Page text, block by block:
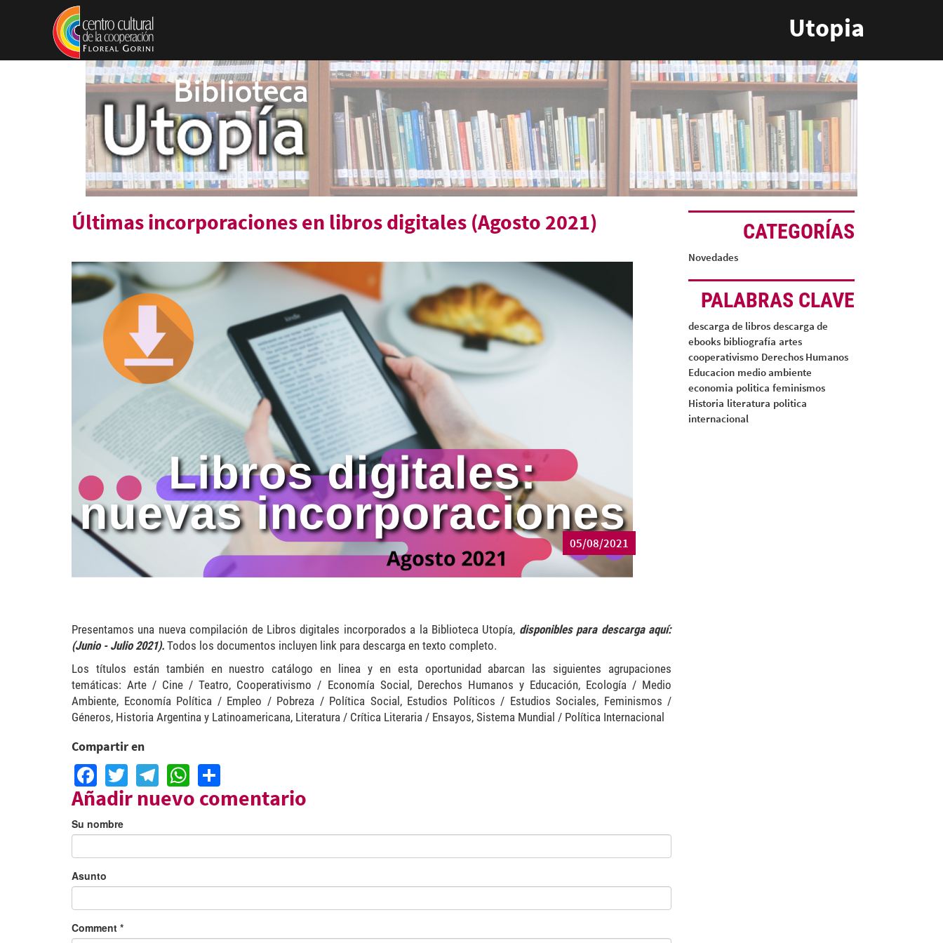
Pasar al contenido principal
Utopia
Últimas incorporaciones en libros digitales (Agosto 2021)
05/08/2021
Presentamos una nueva compilación de Libros digitales incorporados a la Biblioteca Utopía, disponibles para descarga aquí:
(Junio - Julio 2021). Todos los documentos incluyen link para descarga en texto completo.
Los títulos están también en nuestro catálogo en linea y en esta oportunidad abarcan las siguientes agrupaciones
temáticas: Arte / Cine / Teatro, Cooperativismo / Economía Social, Derechos Humanos y Educación, Ecología / Medio
Ambiente, Economía Política / Empleo / Pobreza / Política Social, Estudios Políticos / Estudios Sociales, Feminismos /
Géneros, Historia Argentina y Latinoamericana, Literatura / Crítica Literaria / Ensayos, Sistema Mundial / Política Internacional
Compartir en
Facebook
TwitterTelegram
WhatsApp
Añadir nuevo comentario
Su nombre
Asunto
Comment *
CATEGORÍAS
Novedades
PALABRAS CLAVE
descarga de libros descarga de
ebooks bibliografía artes
cooperativismo Derechos Humanos
Educacion medio ambiente
economia politica feminismos
Historia literatura politica
internacional